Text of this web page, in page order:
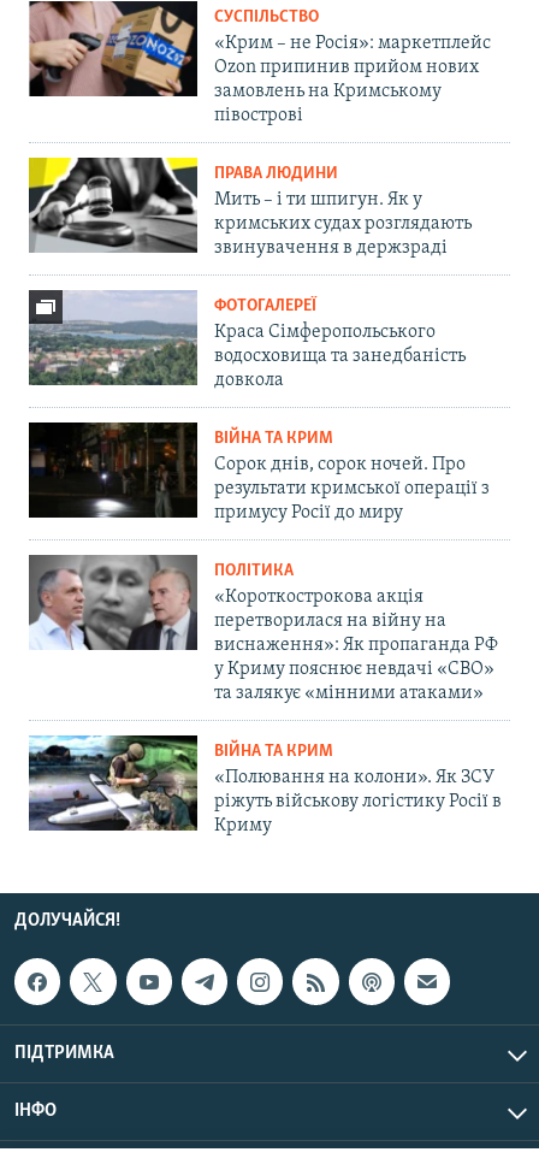
СУСПІЛЬСТВО
«Крим – не Росія»: маркетплейс
Ozon припинив прийом нових
замовлень на Кримському
півострові
ПРАВА ЛЮДИНИ
Мить – і ти шпигун. Як у
кримських судах розглядають
звинувачення в держзраді
ФОТОГАЛЕРЕЇ
Краса Сімферопольського
водосховища та занедбаність
довкола
ВІЙНА ТА КРИМ
Сорок днів, сорок ночей. Про
результати кримської операції з
примусу Росії до миру
ПОЛІТИКА
«Короткострокова акція
перетворилася на війну на
виснаження»: Як пропаганда РФ
у Криму пояснює невдачі «СВО»
та залякує «мінними атаками»
ВІЙНА ТА КРИМ
«Полювання на колони». Як ЗСУ
ріжуть військову логістику Росії в
Криму
ДОЛУЧАЙСЯ!
ПІДТРИМКА
ІНФО